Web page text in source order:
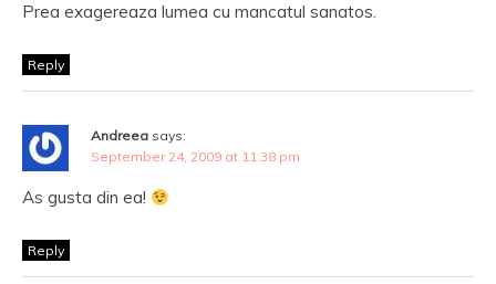
Prea exagereaza lumea cu mancatul sanatos.
Reply
Andreea says:
September 24, 2009 at 11:38 pm
As gusta din ea!
Reply